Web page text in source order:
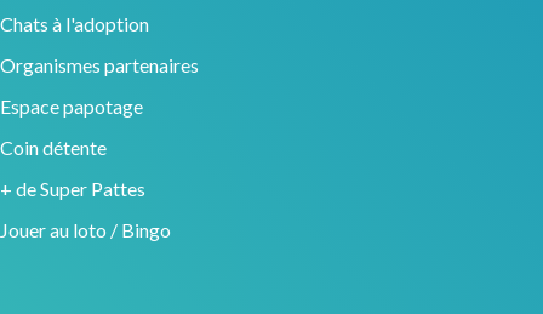
Chats à l'adoption
Organismes partenaires
Espace papotage
Coin détente
+ de Super Pattes
Jouer au loto / Bingo